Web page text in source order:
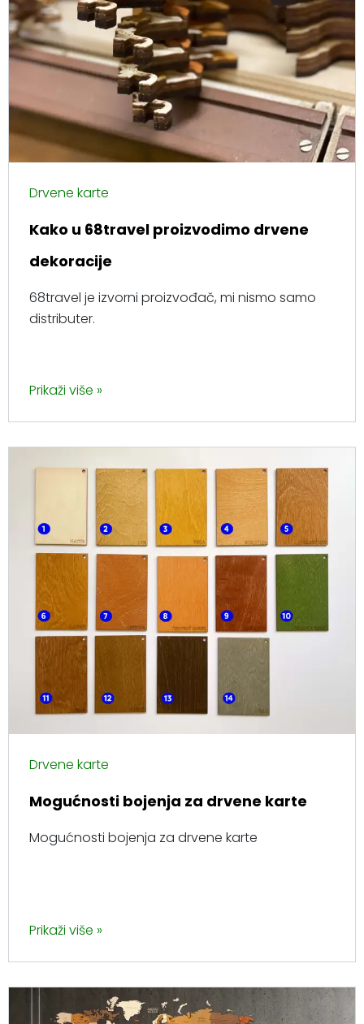
Drvene karte
Kako u 68travel proizvodimo drvene
dekoracije
68travel je izvorni proizvođač, mi nismo samo
distributer.
Prikaži više »
Drvene karte
Mogućnosti bojenja za drvene karte
Mogućnosti bojenja za drvene karte
Prikaži više »